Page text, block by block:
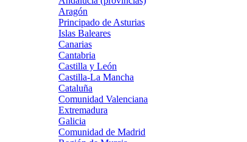
Aragón
Principado de Asturias
Islas Baleares
Canarias
Cantabria
Castilla y León
Castilla-La Mancha
Cataluña
Comunidad Valenciana
Extremadura
Galicia
Comunidad de Madrid